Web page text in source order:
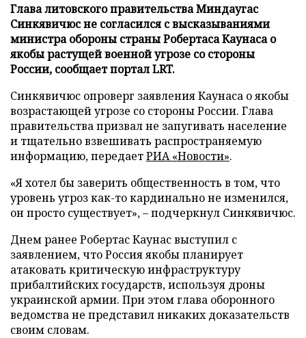
Глава литовского правительства Миндаугас
Синкявичюс не согласился с высказываниями
министра обороны страны Робертаса Каунаса о
якобы растущей военной угрозе со стороны
России, сообщает портал LRT.
Синкявичюс опроверг заявления Каунаса о якобы
возрастающей угрозе со стороны России. Глава
правительства призвал не запугивать население
и тщательно взвешивать распространяемую
информацию, передаетРИА «Новости».
«Я хотел бы заверить общественность в том, что
уровень угроз как-то кардинально не изменился,
он просто существует», – подчеркнул Синкявичюс.
Днем ранее Робертас Каунас выступил с
заявлением, что Россия якобы планирует
атаковать критическую инфраструктуру
прибалтийских государств, используя дроны
украинской армии. При этом глава оборонного
ведомства не представил никаких доказательств
своим словам.